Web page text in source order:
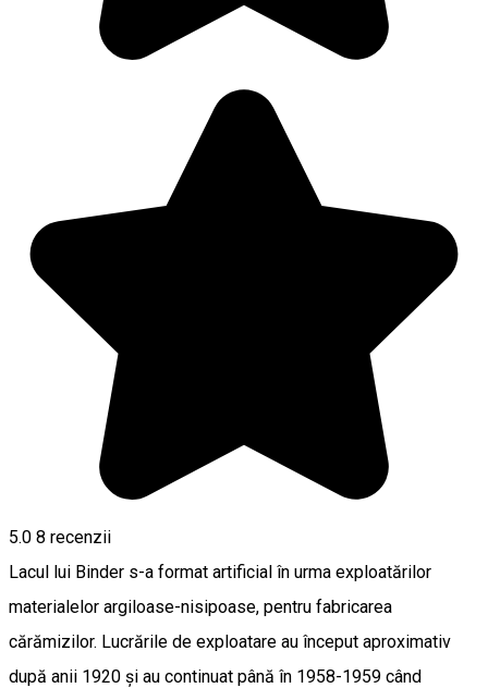
5.0 8 recenzii
Lacul lui Binder s-a format artificial în urma exploatărilor
materialelor argiloase-nisipoase, pentru fabricarea
cărămizilor. Lucrările de exploatare au început aproximativ
după anii 1920 și au continuat până în 1958-1959 când